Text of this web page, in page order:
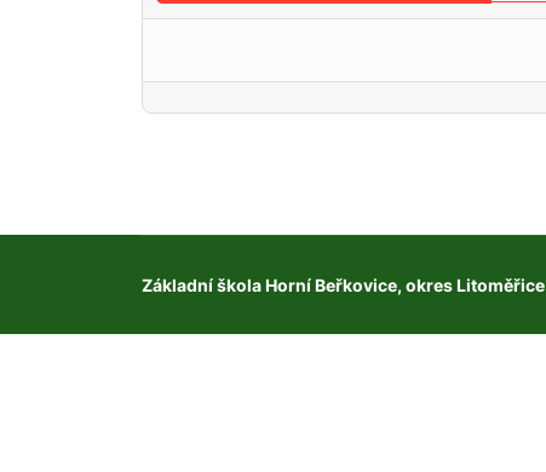
Základní škola Horní Beřkovice, okres Litoměřice